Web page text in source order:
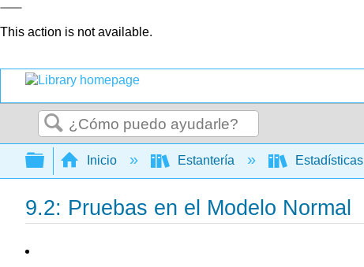
This action is not available.
Buscar
Expandir/contraer jerarquía global
Inicio Estantería Estadísticas
9.2: Pruebas en el Modelo Normal